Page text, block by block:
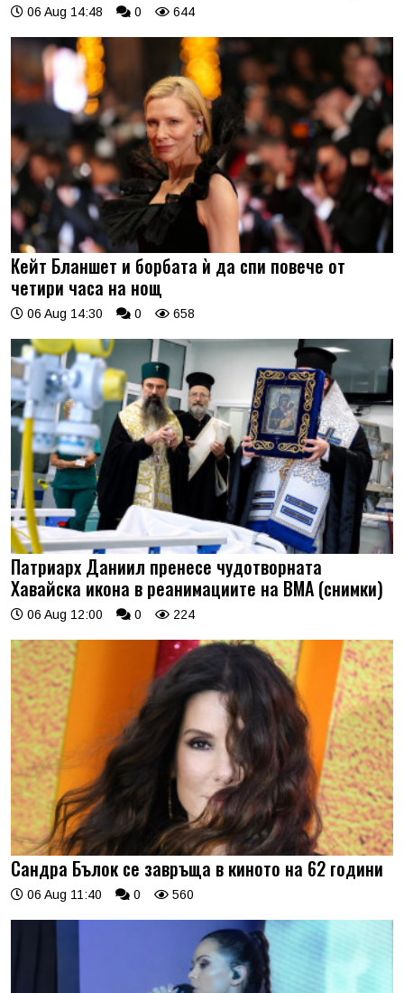
06 Aug 14:48 0 644
Кейт Бланшет и борбата ѝ да спи повече от
четири часа на нощ
06 Aug 14:30 0 658
Патриарх Даниил пренесе чудотворната
Хавайска икона в реанимациите на ВМА (снимки)
06 Aug 12:00 0 224
Сандра Бълок се завръща в киното на 62 години
06 Aug 11:40 0 560